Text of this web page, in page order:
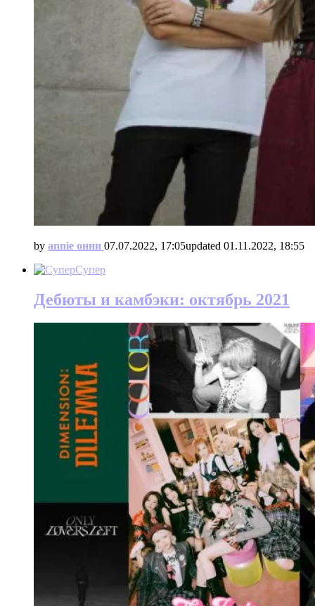
by annie онни 07.07.2022, 17:05updated 01.11.2022, 18:55
Супер
Дебюты и камбэки: октябрь 2021